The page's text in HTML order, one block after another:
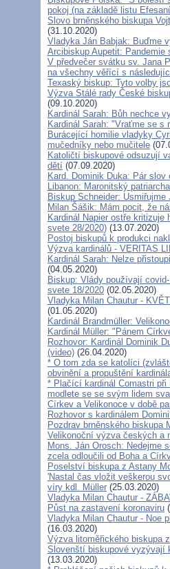
pokoj (na základě listu
Slovo brněnského biskupa
(31.10.2020)
Vladyka Ján Babjak: Buďme
Arcibiskup Aupetit: Pandemie
V předvečer svátku sv. Jana
na všechny věřící s
Texaský biskup: Tyto volby
Výzva Stálé rady České
(09.10.2020)
Kardinál Sarah: Bůh nechce
Kardinál Sarah: "Vraťme se s
Burácející homilie vladyky
mučedníky nebo mučitele
Katoličtí biskupové odsuzují
dětí (07.09.2020)
Kard. Dominik Duka: Pár slov
Libanon: Maronitský
Biskup Schneider:
Milan Šášik: Mám pocit, že
Kardinál Napier ostře
svete 28/2020) (13.07.2020)
Postoj biskupů k produkci
Výzva kardinálů - VERITAS
Kardinál Sarah: Nelze
(04.05.2020)
Biskup: Vlády používají
svete 18/2020 (02.05.2020)
Vladyka Milan Chautur -
(01.05.2020)
Kardinál Brandmüller:
Kardinál Müller: "Pánem
Rozhovor: Kardinál Dominik
(video) (26.04.2020)
* O tom zda se katolíci
obvinění a propuštění
* Plačící kardinál Comastri
modlete se se svým lidem
Církev a Velikonoce v době
Rozhovor s kardinálem
Pozdrav brněnského biskupa
Velikonoční výzva českých a
Mons. Ján Orosch: Nedejme
zcela odloučili od Boha a
Poselství biskupa z Astany
'Nastal čas vložit veškerou
víry kdl. Müller (25.03.2020)
Vladyka Milan Chautur -
Půst na zastavení koronaviru
Vladyka Milan Chautur - Noe
(16.03.2020)
Výzva litoměřického biskupa
Slovenští biskupové vyzývají
(13.03.2020)